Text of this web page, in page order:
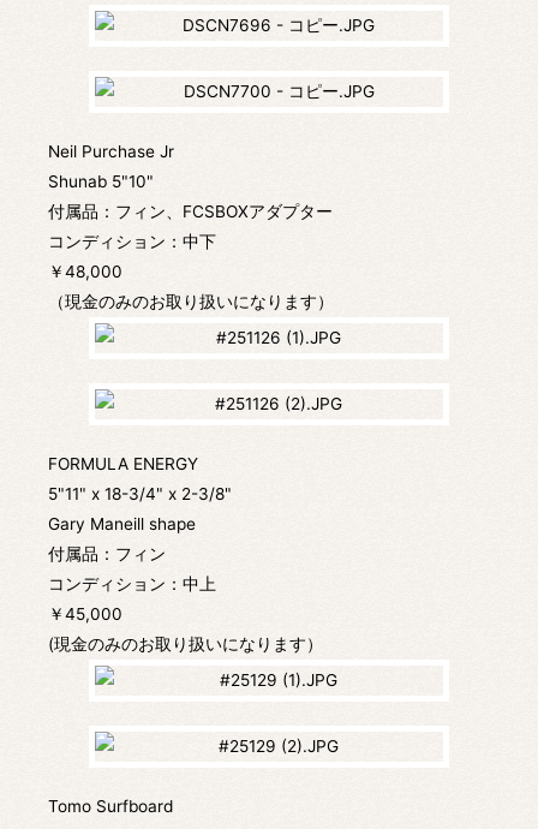
Neil Purchase Jr
Shunab 5"10"
付属品：フィン、FCSBOXアダプター
コンディション：中下
￥48,000
（現金のみのお取り扱いになります）
FORMULA ENERGY
5"11" x 18-3/4" x 2-3/8"
Gary Maneill shape
付属品：フィン
コンディション：中上
￥45,000
(現金のみのお取り扱いになります）
Tomo Surfboard